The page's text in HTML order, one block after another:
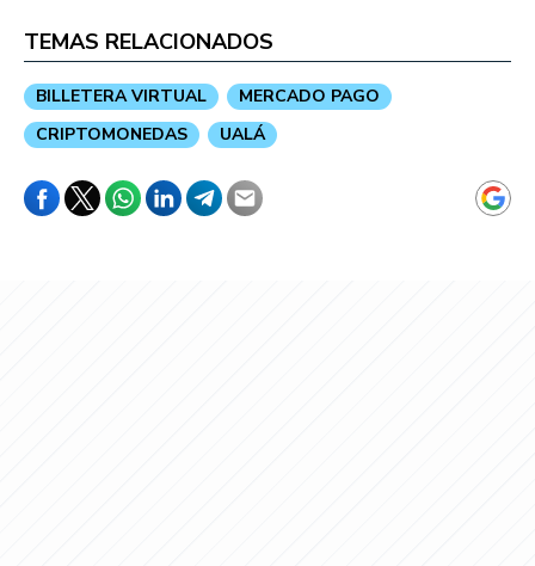
TEMAS RELACIONADOS
BILLETERA VIRTUAL
MERCADO PAGO
CRIPTOMONEDAS
UALÁ